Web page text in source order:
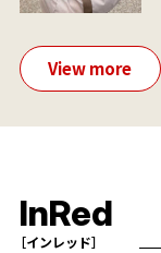
View more
InRed
［インレッド］